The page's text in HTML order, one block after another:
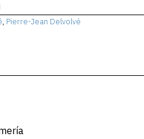
, Pierre-Jean Delvolvé